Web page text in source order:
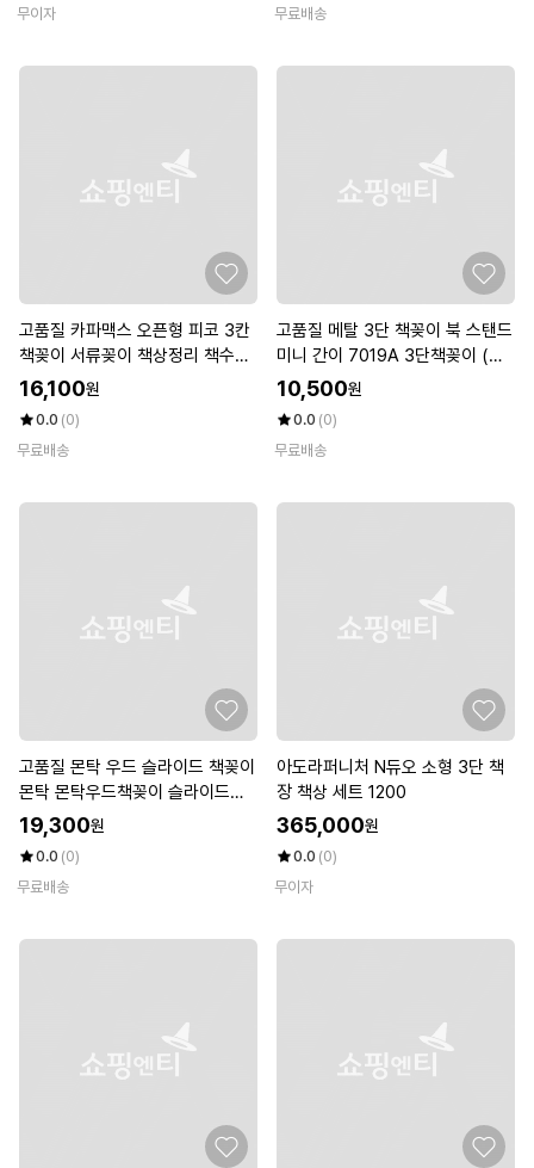
무이자
무료배송
고품질 카파맥스 오픈형 피코 3칸
책꽂이 서류꽂이 책상정리 책수납
(WE06027)
16,100원
0.0 (0)
무료배송
고품질 메탈 3단 책꽂이 북 스탠드
미니 간이 7019A 3단책꽂이 (W
C748E9)
10,500원
0.0 (0)
무료배송
고품질 몬탁 우드 슬라이드 책꽂이
몬탁 몬탁우드책꽂이 슬라이드우
드책꽂이 (W9FDB5E)
19,300원
0.0 (0)
무료배송
아도라퍼니처 N듀오 소형 3단 책
장 책상 세트 1200
365,000원
0.0 (0)
무이자